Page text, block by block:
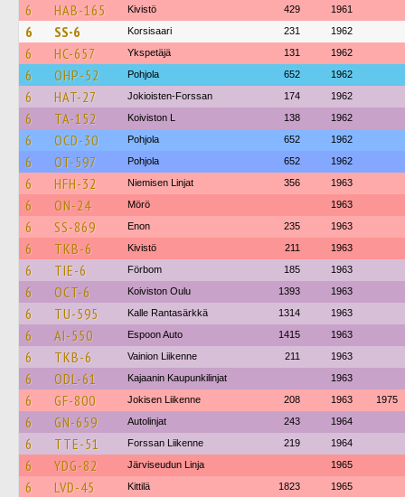
6 HAB-165 Kivistö 429 1961
6 SS-6 Korsisaari 231 1962
6 HC-657 Ykspetäjä 131 1962
6 OHP-52 Pohjola 652 1962
6 HAT-27 Jokioisten-Forssan 174 1962
6 TA-152 Koiviston L 138 1962
6 OCD-30 Pohjola 652 1962
6 OT-597 Pohjola 652 1962
6 HFH-32 Niemisen Linjat 356 1963
6 ON-24 Mörö 1963
6 SS-869 Enon 235 1963
6 TKB-6 Kivistö 211 1963
6 TIE-6 Förbom 185 1963
6 OCT-6 Koiviston Oulu 1393 1963
6 TU-595 Kalle Rantasärkkä 1314 1963
6 AI-550 Espoon Auto 1415 1963
6 TKB-6 Vainion Liikenne 211 1963
6 ODL-61 Kajaanin Kaupunkilinjat 1963
6 GF-800 Jokisen Liikenne 208 1963 1975
6 GN-659 Autolinjat 243 1964
6 TTE-51 Forssan Liikenne 219 1964
6 YDG-82 Järviseudun Linja 1965
6 LVD-45 Kittilä 1823 1965